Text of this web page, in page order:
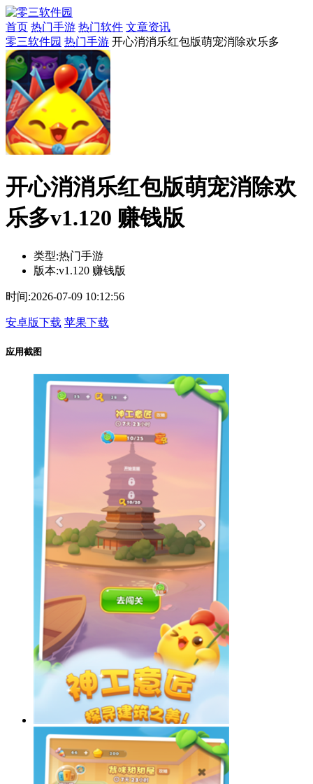
首页 热门手游 热门软件 文章资讯
零三软件园 热门手游 开心消消乐红包版萌宠消除欢乐多
开心消消乐红包版萌宠消除欢
乐多v1.120 赚钱版
类型:热门手游
版本:v1.120 赚钱版
时间:2026-07-09 10:12:56
安卓版下载 苹果下载
应用截图